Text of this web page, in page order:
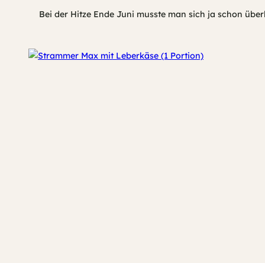
Bei der Hitze Ende Juni musste man sich ja schon